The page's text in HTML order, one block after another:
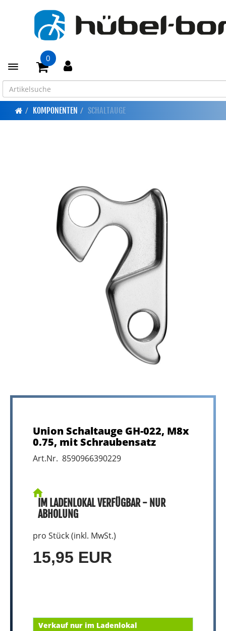
Toggle navigation
0
KOMPONENTEN SCHALTAUGE
Union Schaltauge GH-022, M8x
0.75, mit Schraubensatz
Art.Nr. 8590966390229
IM LADENLOKAL VERFÜGBAR - NUR
ABHOLUNG
pro Stück (inkl. MwSt.)
15,95 EUR
Verkauf nur im Ladenlokal